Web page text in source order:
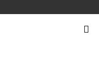
SUCHEN
NACH: